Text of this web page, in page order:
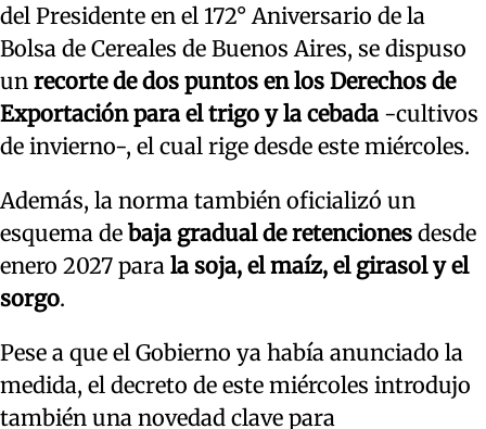
del Presidente en el 172° Aniversario de la
Bolsa de Cereales de Buenos Aires, se dispuso
un recorte de dos puntos en los Derechos de
Exportación para el trigo y la cebada -cultivos
de invierno-, el cual rige desde este miércoles.
Además, la norma también oficializó un
esquema de baja gradual de retenciones desde
enero 2027 para la soja, el maíz, el girasol y el
sorgo.
Pese a que el Gobierno ya había anunciado la
medida, el decreto de este miércoles introdujo
también una novedad clave para